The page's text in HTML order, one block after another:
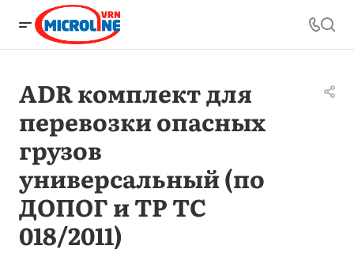
ADR комплект для
перевозки опасных
грузов
универсальный (по
ДОПОГ и ТР ТС
018/2011)